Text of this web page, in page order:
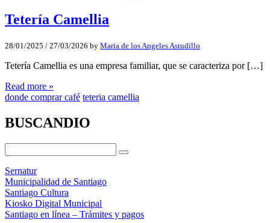
Tetería Camellia
28/01/2025 / 27/03/2026 by Maria de los Angeles Astudillo
Tetería Camellia es una empresa familiar, que se caracteriza por […]
Read more »
donde comprar café teteria camellia
BUSCANDIO
Sernatur
Municipalidad de Santiago
Santiago Cultura
Kiosko Digital Municipal
Santiago en línea – Trámites y pagos